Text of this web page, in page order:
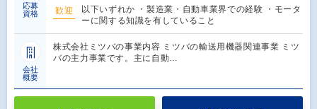
応募
資格
歓迎
以下いずれか ・製造業・自動車業界での経験 ・モータ
ーに関する知識を有していること
会社
概要
株式会社ミツバの事業内容 ミツバの輸送用機器関連事業 ミツ
バの主力事業です。主に自動…